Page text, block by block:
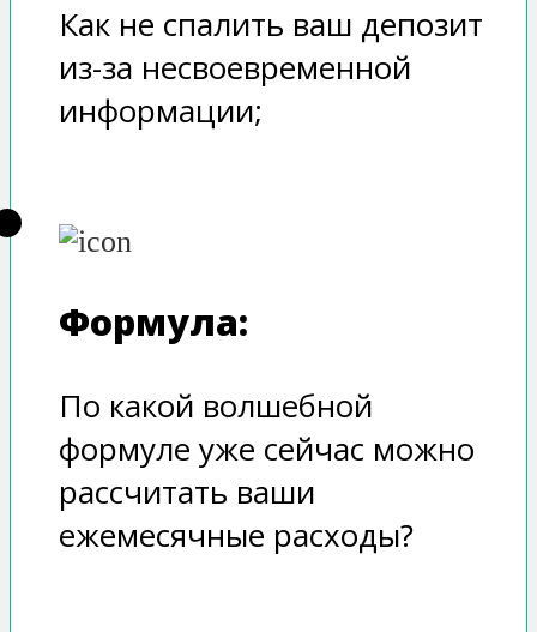
Как не спалить ваш депозит
из-за несвоевременной
информации;
Формула:
По какой волшебной
формуле уже сейчас можно
рассчитать ваши
ежемесячные расходы?